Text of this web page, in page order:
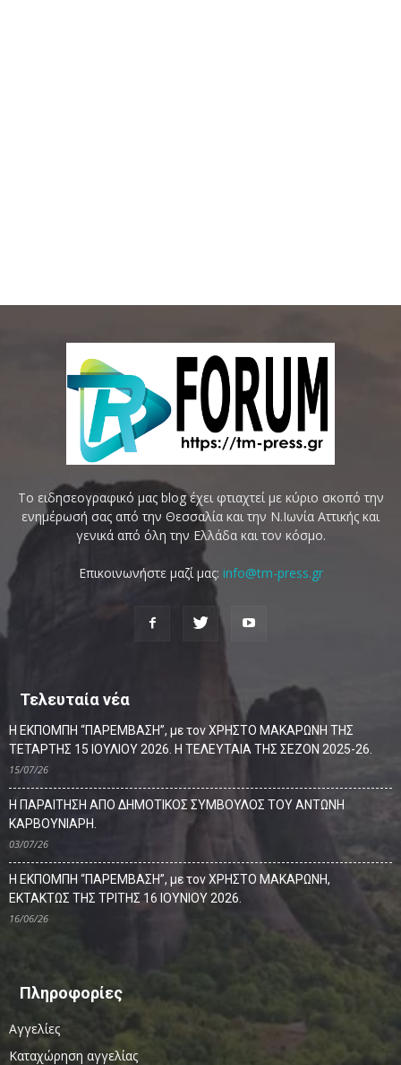
Το ειδησεογραφικό μας blog έχει φτιαχτεί με κύριο σκοπό την
ενημέρωσή σας από την Θεσσαλία και την Ν.Ιωνία Αττικής και
γενικά από όλη την Ελλάδα και τον κόσμο.
Επικοινωνήστε μαζί μας: info@tm-press.gr
Τελευταία νέα
Η ΕΚΠΟΜΠΗ “ΠΑΡΕΜΒΑΣΗ”, με τον ΧΡΗΣΤΟ ΜΑΚΑΡΩΝΗ ΤΗΣ
ΤΕΤΑΡΤΗΣ 15 ΙΟΥΛΙΟΥ 2026. Η ΤΕΛΕΥΤΑΙΑ ΤΗΣ ΣΕΖΟΝ 2025-26.
15/07/26
Η ΠΑΡΑΙΤΗΣΗ ΑΠΟ ΔΗΜΟΤΙΚΟΣ ΣΥΜΒΟΥΛΟΣ ΤΟΥ ΑΝΤΩΝΗ
ΚΑΡΒΟΥΝΙΑΡΗ.
03/07/26
Η ΕΚΠΟΜΠΗ “ΠΑΡΕΜΒΑΣΗ”, με τον ΧΡΗΣΤΟ ΜΑΚΑΡΩΝΗ,
ΕΚΤΑΚΤΩΣ ΤΗΣ ΤΡΙΤΗΣ 16 ΙΟΥΝΙΟΥ 2026.
16/06/26
Πληροφορίες
Αγγελίες
Καταχώρηση αγγελίας